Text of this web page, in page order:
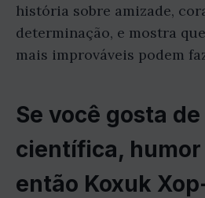
história sobre amizade,
determinação, e mostra
mais improváveis podem
Se você gosta
científica, humor
então Koxuk